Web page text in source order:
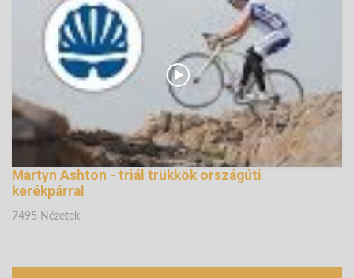
139483 Nézetek
Martyn Ashton - triál trükkök országúti
kerékpárral
7495 Nézetek